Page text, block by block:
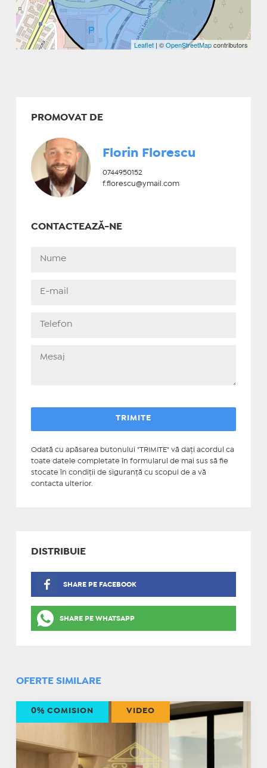
Leaflet | ©OpenStreetMapcontributors
PROMOVAT DE
Florin Florescu
0744950152
f.florescu@ymail.com
CONTACTEAZĂ-NE
Odată cu apăsarea butonului "TRIMITE" vă daţi acordul ca
toate datele completate în formularul de mai sus să fie
stocate în condiţii de siguranţă cu scopul de a vă
contacta ulterior.
DISTRIBUIE
SHARE PE FACEBOOK
SHARE PE WHATSAPP
OFERTE SIMILARE
0% COMISION VIDEO